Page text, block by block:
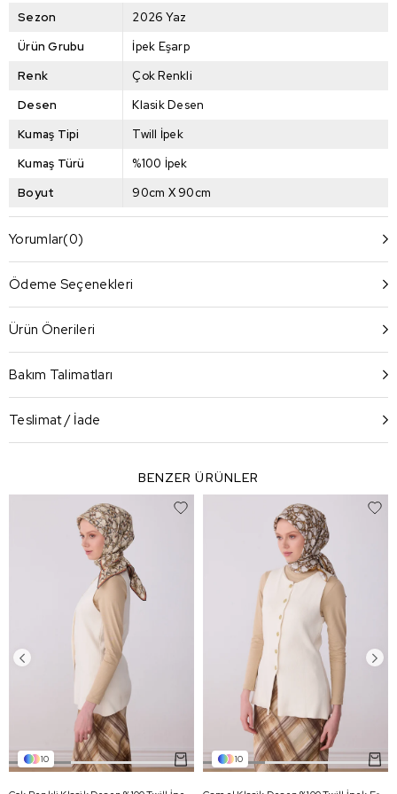
Sezon
2026 Yaz
Ürün Grubu
İpek Eşarp
Renk
Çok Renkli
Desen
Klasik Desen
Kumaş Tipi
Twill İpek
Kumaş Türü
%100 İpek
Boyut
90cm X 90cm
Yorumlar(0)
Ödeme Seçenekleri
Ürün Önerileri
Bakım Talimatları
Teslimat / İade
BENZER ÜRÜNLER
10 10